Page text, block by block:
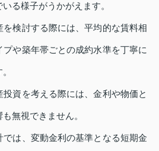
る様子がうかがえます。
検討する際には、平均的な賃料相
や築年帯ごとの成約水準を丁寧に
資を考える際には、金利や物価と
無視できません。
では、変動金利の基準となる短期金